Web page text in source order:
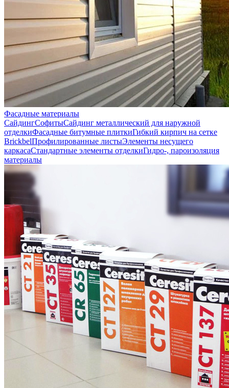
Фасадные материалы
СайдингСофитыСайдинг металлический для наружной
отделкиФасадные битумные плиткиГибкий кирпич на сетке
BrickbelПрофилированные листыЭлементы несущего
каркасаСтандартные элементы отделкиГидро-, пароизоляция
материалы